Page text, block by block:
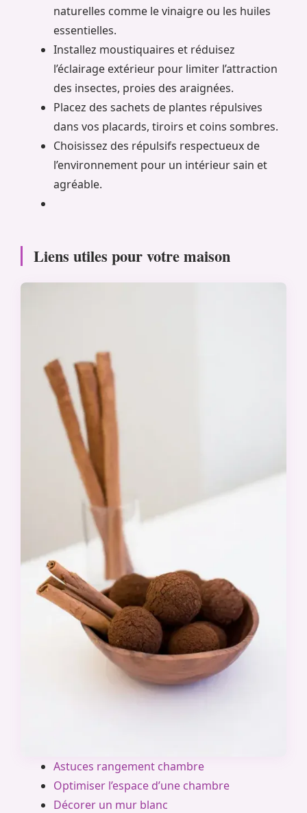
naturelles comme le vinaigre ou les huiles
essentielles.
Installez moustiquaires et réduisez
l’éclairage extérieur pour limiter l’attraction
des insectes, proies des araignées.
Placez des sachets de plantes répulsives
dans vos placards, tiroirs et coins sombres.
Choisissez des répulsifs respectueux de
l’environnement pour un intérieur sain et
agréable.
Liens utiles pour votre maison
Astuces rangement chambre
Optimiser l’espace d’une chambre
Décorer un mur blanc